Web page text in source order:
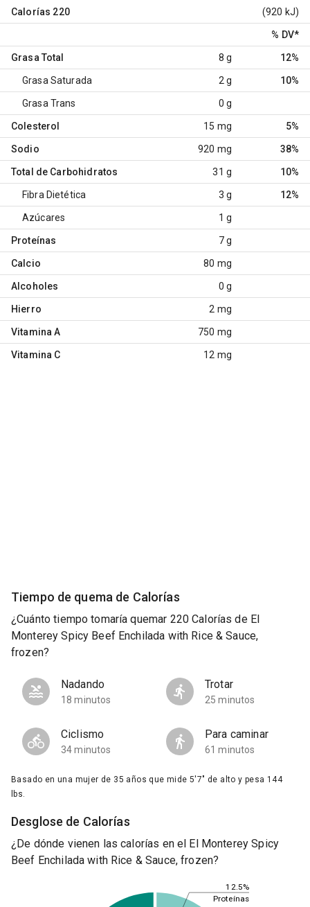
Calorías 220 (920 kJ)
% DV*
Grasa Total 8 g 12%
Grasa Saturada 2 g 10%
Grasa Trans 0 g
Colesterol 15 mg 5%
Sodio 920 mg 38%
Total de Carbohidratos 31 g 10%
Fibra Dietética 3 g 12%
Azúcares 1 g
Proteínas 7 g
Calcio 80 mg
Alcoholes 0 g
Hierro 2 mg
Vitamina A 750 mg
Vitamina C 12 mg
Tiempo de quema de Calorías
¿Cuánto tiempo tomaría quemar 220 Calorías de El
Monterey Spicy Beef Enchilada with Rice & Sauce,
frozen?
Nadando
18 minutos
Trotar
25 minutos
Ciclismo
34 minutos
Para caminar
61 minutos
Basado en una mujer de 35 años que mide 5'7" de alto y pesa 144
lbs.
Desglose de Calorías
¿De dónde vienen las calorías en el El Monterey Spicy
Beef Enchilada with Rice & Sauce, frozen?
12.5%
Proteínas